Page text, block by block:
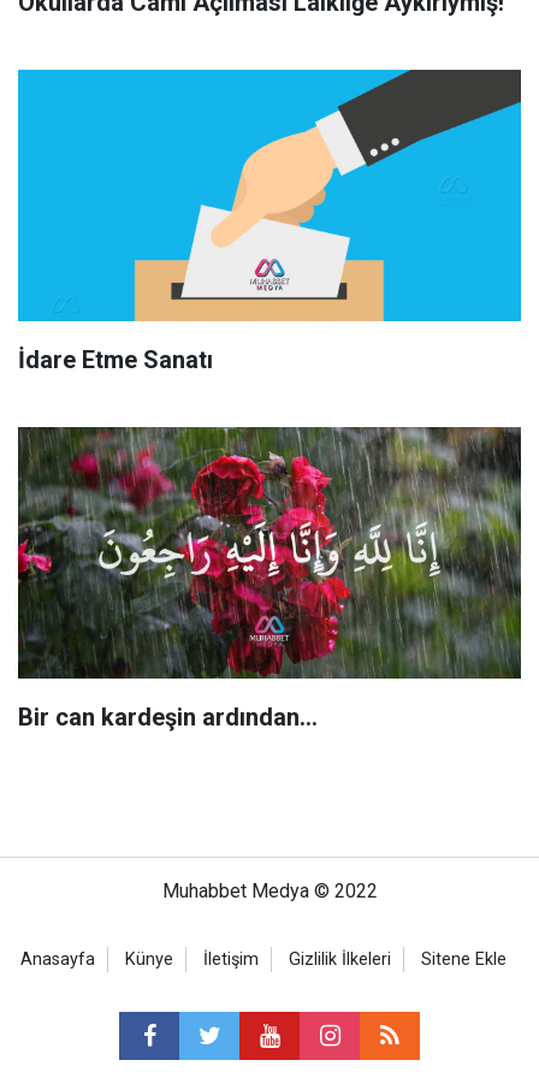
İdare Etme Sanatı
Bir can kardeşin ardından…
Muhabbet Medya © 2022
Anasayfa Künye İletişim Gizlilik İlkeleri Sitene Ekle